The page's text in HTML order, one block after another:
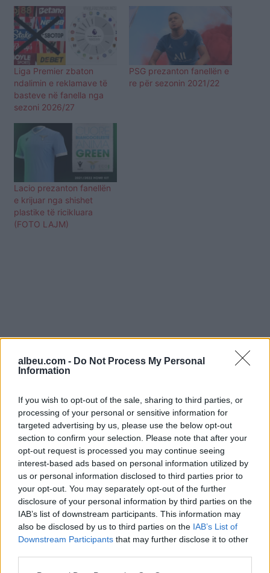
albeu.com - Do Not Process My Personal
Information
If you wish to opt-out of the sale, sharing to third parties, or
processing of your personal or sensitive information for
targeted advertising by us, please use the below opt-out
section to confirm your selection. Please note that after your
opt-out request is processed you may continue seeing
interest-based ads based on personal information utilized by
us or personal information disclosed to third parties prior to
your opt-out. You may separately opt-out of the further
disclosure of your personal information by third parties on the
IAB’s list of downstream participants. This information may
also be disclosed by us to third parties on the IAB’s List of
Downstream Participants that may further disclose it to other
Liga Premier zbaton
ndalimin e reklamave të
basteve në fanella nga
sezoni 2026/27
PSG prezanton fanellën e
re për sezonin 2021/22
Lacio prezanton fanellën
e krijuar nga shishet
plastike të ricikluara
(FOTO LAJM)
Shtuarmë 3.06.2026 11:58
Tags:
2026-27 , fanellën e re , prezanton
Real Madridi , sezoni